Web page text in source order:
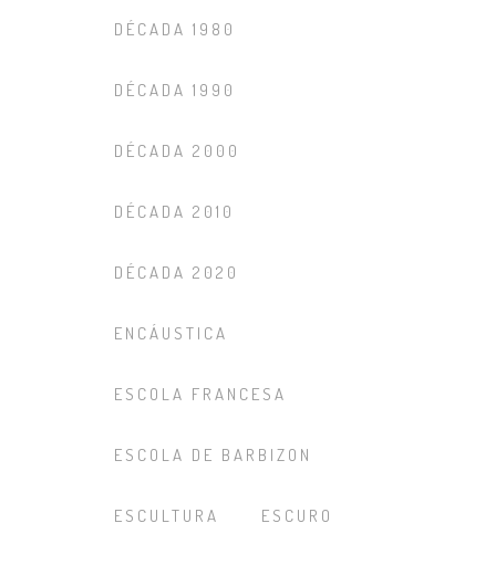
DÉCADA 1980
DÉCADA 1990
DÉCADA 2000
DÉCADA 2010
DÉCADA 2020
ENCÁUSTICA
ESCOLA FRANCESA
ESCOLA DE BARBIZON
ESCULTURA ESCURO